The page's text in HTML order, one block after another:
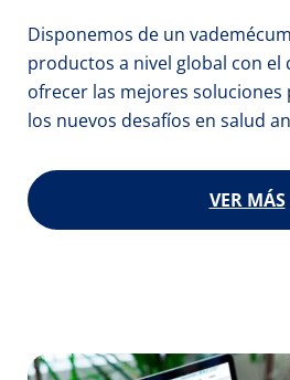
Disponemos de un
productos a nivel global con el
ofrecer las mejores soluciones
los nuevos desafíos en salud
VER MÁS